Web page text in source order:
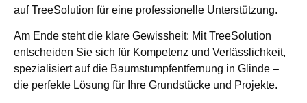
auf TreeSolution für eine professionelle Unterstützung.
Am Ende steht die klare Gewissheit: Mit TreeSolution
entscheiden Sie sich für Kompetenz und Verlässlichkeit,
spezialisiert auf die Baumstumpfentfernung in Glinde –
die perfekte Lösung für Ihre Grundstücke und Projekte.